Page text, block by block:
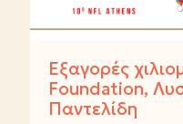
Εξαγορές
Foundation,
Παντελίδη